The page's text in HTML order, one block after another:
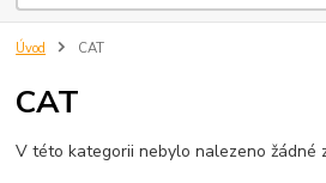
Úvod CAT
CAT
V této kategorii nebylo nalezeno žádné